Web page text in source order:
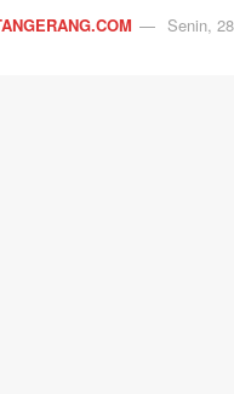
Senin,